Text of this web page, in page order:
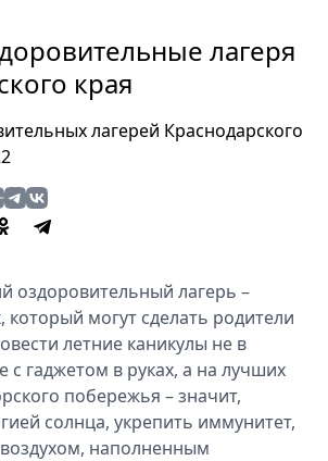
лагеря
края
лагерей Краснодарского
оздоровительный лагерь –
могут сделать родители
летние каникулы не в
с гаджетом в руках, а на лучших
побережья – значит,
солнца, укрепить иммунитет,
наполненным